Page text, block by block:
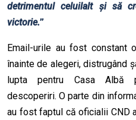
detrimentul celuilalt și să
victorie.”
Email-urile au fost constant
înainte de alegeri, distrugând
lupta pentru Casa Albă
descoperiri. O parte din
au fost faptul că oficialii CND